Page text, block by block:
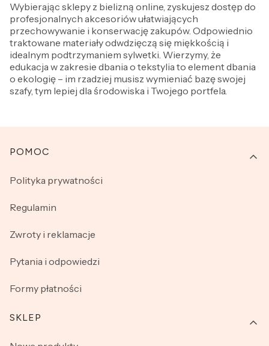
Wybierając sklepy z bielizną online, zyskujesz dostęp do
profesjonalnych akcesoriów ułatwiających
przechowywanie i konserwację zakupów. Odpowiednio
traktowane materiały odwdzięczą się miękkością i
idealnym podtrzymaniem sylwetki. Wierzymy, że
edukacja w zakresie dbania o tekstylia to element dbania
o ekologię – im rzadziej musisz wymieniać bazę swojej
szafy, tym lepiej dla środowiska i Twojego portfela.
Linki w stopce
POMOC
Polityka prywatności
Regulamin
Zwroty i reklamacje
Pytania i odpowiedzi
Formy płatności
SKLEP